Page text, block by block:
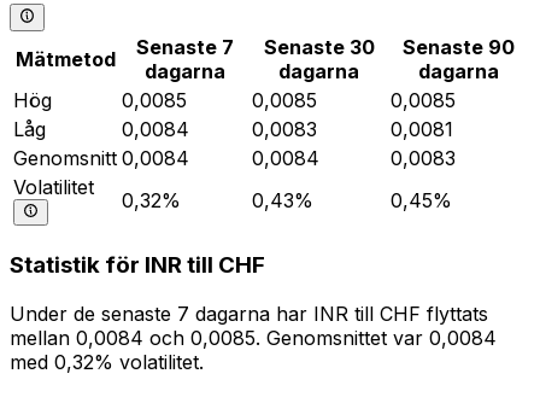
Mätmetod
Senaste 7
dagarna
Senaste 30
dagarna
Senaste 90
dagarna
Hög
0,0085 0,0085
0,0085
Låg
0,0084 0,0083
0,0081
Genomsnitt 0,0084 0,0084
0,0083
Volatilitet
0,32% 0,43% 0,45%
Statistik för INR till CHF
Under de senaste 7 dagarna har INR till CHF flyttats
mellan 0,0084 och 0,0085. Genomsnittet var 0,0084
med 0,32% volatilitet.